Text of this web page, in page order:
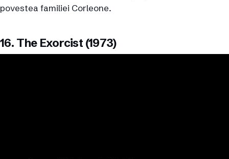
povestea familiei Corleone.
16. The Exorcist (1973)